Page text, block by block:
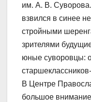
им. А. В.
взвился в синее
стройными
зрителями
юные суворовцы:
В Центре
большое